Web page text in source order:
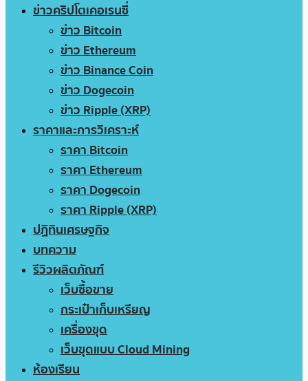
ข่าวคริปโตเคอเรนซี่
ข่าว Bitcoin
ข่าว Ethereum
ข่าว Binance Coin
ข่าว Dogecoin
ข่าว Ripple (XRP)
ราคาและการวิเคราะห์
ราคา Bitcoin
ราคา Ethereum
ราคา Dogecoin
ราคา Ripple (XRP)
ปฏิทินเศรษฐกิจ
บทความ
รีวิวผลิตภัณฑ์
เว็บซื้อขาย
กระเป๋าเก็บเหรียญ
เครื่องขุด
เว็บขุดแบบ Cloud Mining
ห้องเรียน